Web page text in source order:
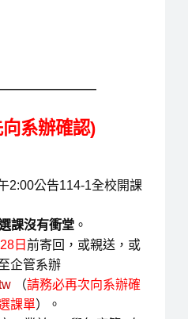
系辦確認)
2:00公告114-1全校開課
課沒有衝堂。
日 前寄回，或親送，或
企管系辦
（請務必再次向系辦確
課單）。